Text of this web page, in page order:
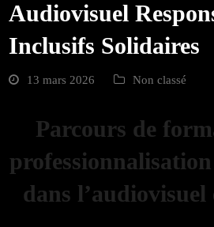
Audiovisuel
Inclusifs Solidaires
13 mars 2026 Non classé
Parcours de
dans l’audiovisuel